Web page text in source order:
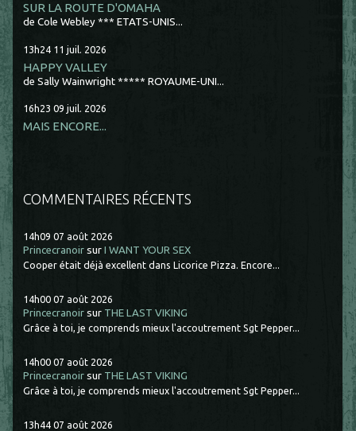
SUR LA ROUTE D'OMAHA
de Cole Webley *** ETATS-UNIS...
13h24 11 juil. 2026
HAPPY VALLEY
de Sally Wainwright ***** ROYAUME-UNI...
16h23 09 juil. 2026
MAIS ENCORE...
COMMENTAIRES RÉCENTS
14h09 07 août 2026
Princecranoir surI WANT YOUR SEX
Cooper était déjà excellent dans Licorice Pizza. Encore...
14h00 07 août 2026
Princecranoir sur THE LAST VIKING
Grâce à toi, je comprends mieux l'accoutrement Sgt Pepper...
14h00 07 août 2026
Princecranoir sur THE LAST VIKING
Grâce à toi, je comprends mieux l'accoutrement Sgt Pepper...
13h44 07 août 2026